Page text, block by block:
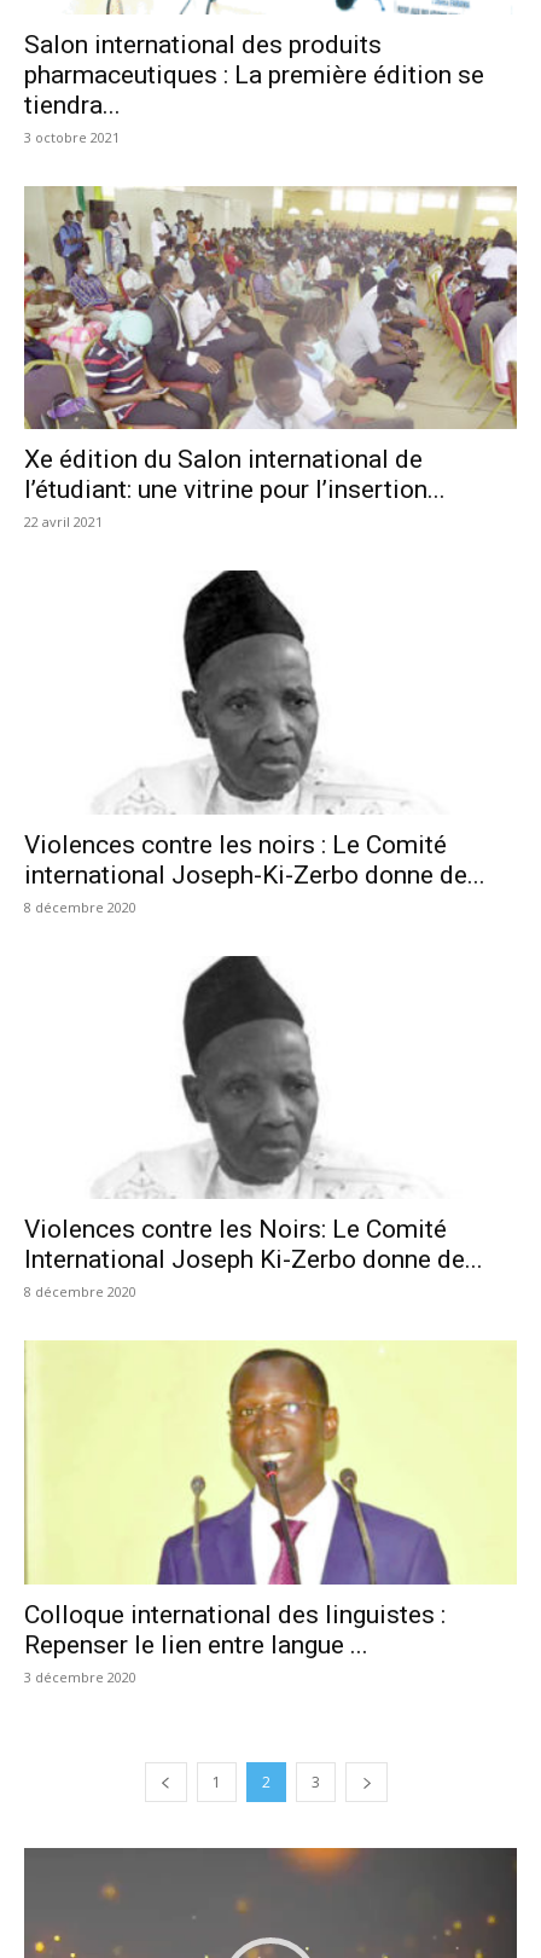
Salon international des produits
pharmaceutiques : La première édition se
tiendra...
3 octobre 2021
Xe édition du Salon international de
l’étudiant: une vitrine pour l’insertion...
22 avril 2021
Violences contre les noirs : Le Comité
international Joseph-Ki-Zerbo donne de...
8 décembre 2020
Violences contre les Noirs: Le Comité
International Joseph Ki-Zerbo donne de...
8 décembre 2020
Colloque international des linguistes :
Repenser le lien entre langue ...
3 décembre 2020
1 2 3